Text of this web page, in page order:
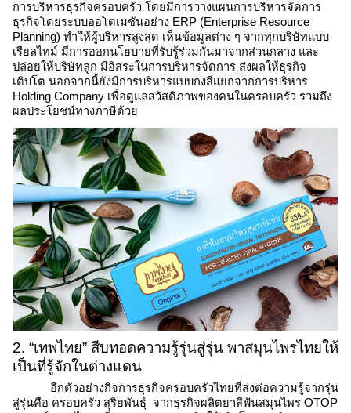
การบริหารธุรกิจครอบครัว โดยมีการวางแผนการบริหารจัดการ
ธุรกิจโดยระบบออโตเมชันอย่าง ERP (Enterprise Resource
Planning) ทำให้ผู้บริหารสูงสุด เห็นข้อมูลต่าง ๆ จากทุกบริษัทแบบ
เรียลไทม์ มีการออกนโยบายที่รับรู้ร่วมกันมาจากส่วนกลาง และ
ปล่อยให้บริษัทลูก มีอิสระในการบริหารจัดการ ส่งผลให้ธุรกิจ
เติบโต นอกจากนี้ยังมีการบริหารแบบกงสีแยกจากการบริหาร
Holding Company เพื่อดูแลสวัสดิภาพของคนในครอบครัว รวมถึง
ผลประโยชน์ทางภาษีด้วย
2. “เทพไทย” สืบทอดความรู้รุ่นสู่รุ่น พาสมุนไพรไทยให้
เป็นที่รู้จักในต่างแดน
อีกตัวอย่างกิจการธุรกิจครอบครัวไทยที่ส่งต่อความรู้จากรุ่น
สู่รุ่นคือ ครอบครัว สุริยพันธุ์  จากธุรกิจผลิตยาสีฟันสมุนไพร OTOP